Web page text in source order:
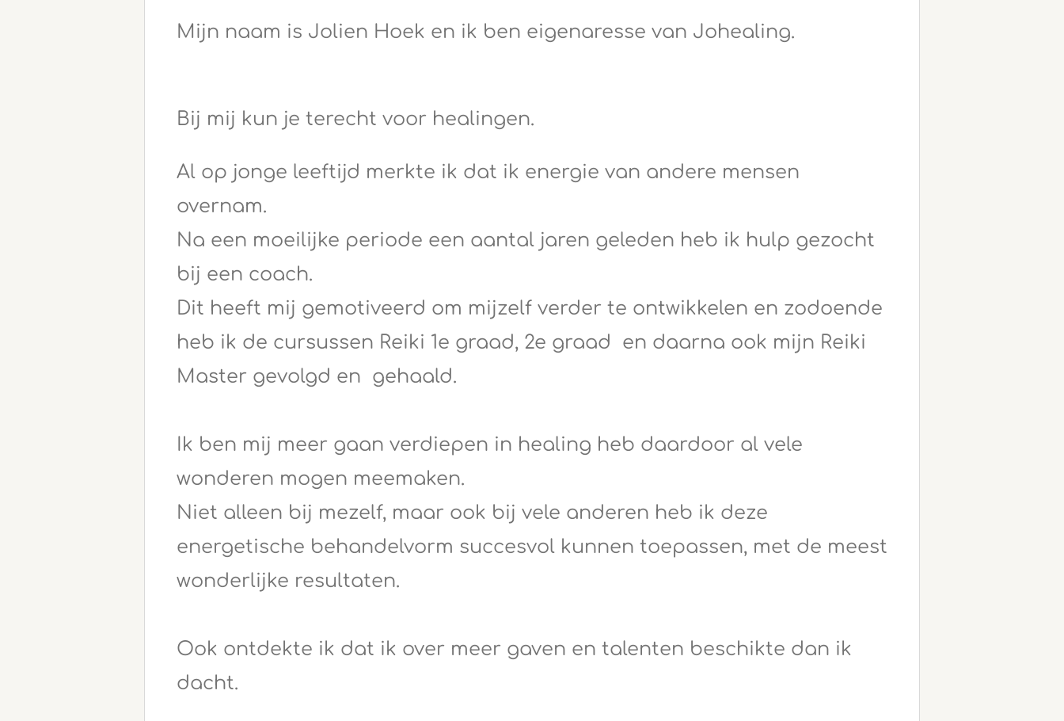
Mijn naam is Jolien Hoek en ik ben eigenaresse van Johealing.
Bij mij kun je terecht voor healingen.
Al op jonge leeftijd merkte ik dat ik energie van andere mensen
overnam.
Na een moeilijke periode een aantal jaren geleden heb ik hulp gezocht
bij een coach.
Dit heeft mij gemotiveerd om mijzelf verder te ontwikkelen en zodoende
heb ik de cursussen Reiki 1e graad, 2e graad en daarna ook mijn Reiki
Master gevolgd en gehaald.
Ik ben mij meer gaan verdiepen in healing heb daardoor al vele
wonderen mogen meemaken.
Niet alleen bij mezelf, maar ook bij vele anderen heb ik deze
energetische behandelvorm succesvol kunnen toepassen, met de meest
wonderlijke resultaten.
Ook ontdekte ik dat ik over meer gaven en talenten beschikte dan ik
dacht.